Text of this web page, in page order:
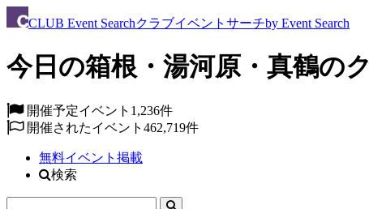
CLUB Event Searchクラブイベントサーチby Event Search
今日の箱根・湯河原・真鶴の
開催予定イベント 1,236件
開催されたイベント 462,719件
無料イベント掲載
検索